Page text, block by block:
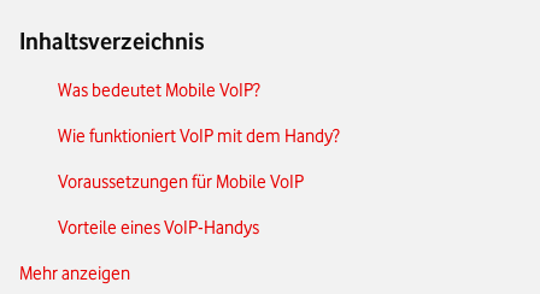
Inhaltsverzeichnis
Was bedeutet Mobile VoIP?
Wie funktioniert VoIP mit dem Handy?
Voraussetzungen für Mobile VoIP
Vorteile eines VoIP-Handys
VoIP-Lösungen und -Apps für das Smartphone
Mehr anzeigen